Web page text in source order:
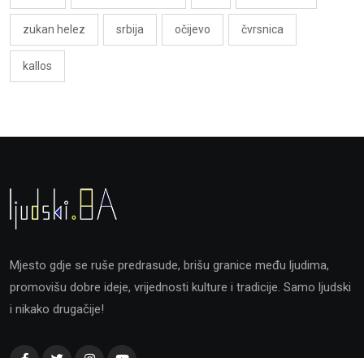
zukan helez srbija očijevo čvrsnica
kallos
Mjesto gdje se ruše predrasude, brišu granice među ljudima,
promovišu dobre ideje, vrijednosti kulture i tradicije. Samo ljudski
i nikako drugačije!